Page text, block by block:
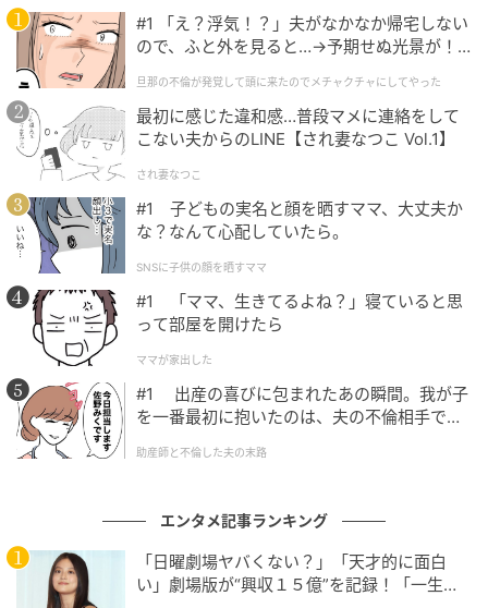
です。
重いテーマを扱ったシリーズとして知られる『3年B組
金八先生 第6シリーズ』の中で、加藤さんは旧芸名
の“加藤成亮”で出演。成績優秀、容姿端麗でリーダー
シップがある 長谷川賢役 を演じ、俳優として経験を積
み重ねていきました。SNSでは「金八先生の頃から印
象に残っていた」「当時の演技を覚えている」といっ
た声も見られます。近年の演技に触れた方の中には、
若手時代の姿と現在の表現力を重ね合わせる反応もあ
るようです。
俳優活動を続けながら、小説家としての評価も着実に
高めてきた点も、加藤さんの大きな特徴といえるでし
ょう。加藤さんの作家活動の原点について、次のよう
に語っています。
25歳までに小説を書きたいと思ったことがある…あと２年…２
年とか言ってないで来月までに書いてこいとなって、それで書
いたのが、『ピンクとグレー』でした
#1 「え？浮気！？」夫がなかなか帰宅しない
ので、ふと外を見ると…→予期せぬ光景が！
クチャにしてやった
旦那の不倫が発覚して頭に来たのでメチャクチャにしてやった
最初に感じた違和感…普段マメに連絡をして
こない夫からのLINE【され妻なつこ Vol.1】
され妻なつこ
#1 子どもの実名と顔を晒すママ、大丈夫か
な？なんて心配していたら。
SNSに子供の顔を晒すママ
#1 「ママ、生きてるよね？」寝ていると思
って部屋を開けたら
ママが家出した
#1 出産の喜びに包まれたあの瞬間。我が子
を一番最初に抱いたのは、夫の不倫相手でし
助産師と不倫した夫の末路
エンタメ記事ランキング
「日曜劇場ヤバくない？」「天才的に面白
い」劇場版が“興収１５億”を記録！「一生言